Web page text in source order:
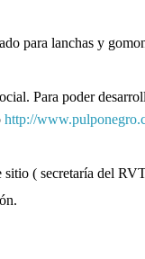
para lanchas y
Para poder
http://
( secretaría del